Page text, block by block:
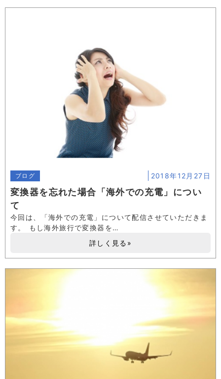
変換器を忘れた場合「海外での充電」につい
て
ブログ 2018年12月27日
今回は、「海外での充電」について配信させていただきま
す。 もし海外旅行で変換器を…
詳しく見る»